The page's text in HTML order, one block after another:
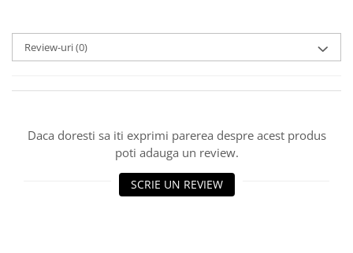
marimea 59
marimea 60
marimea 63
Review-uri(0)
Daca doresti sa iti exprimi parerea despre acest produs
poti adauga un review.
SCRIE UN REVIEW